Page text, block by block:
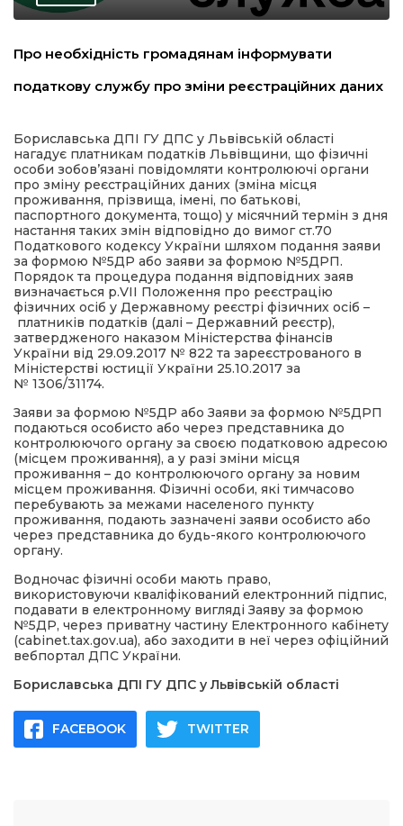
Про необхідність громадянам інформувати
податкову службу про зміни реєстраційних даних
Бориславська ДПІ ГУ ДПС у Львівській області
нагадує платникам податків Львівщини, що фізичні
особи зобов’язані повідомляти контролюючі органи
про зміну реєстраційних даних (зміна місця
проживання, прізвища, імені, по батькові,
паспортного документа, тощо) у місячний термін з дня
настання таких змін відповідно до вимог ст.70
Податкового кодексу України шляхом подання заяви
за формою №5ДР або заяви за формою №5ДРП.
Порядок та процедура подання відповідних заяв
визначається р.VII Положення про реєстрацію
фізичних осіб у Державному реєстрі фізичних осіб –
платників податків (далі – Державний реєстр),
затвердженого наказом Міністерства фінансів
України від 29.09.2017 № 822 та зареєстрованого в
Міністерстві юстиції України 25.10.2017 за
№ 1306/31174.
Заяви за формою №5ДР або Заяви за формою №5ДРП
подаються особисто або через представника до
контролюючого органу за своєю податковою адресою
(місцем проживання), а у разі зміни місця
проживання – до контролюючого органу за новим
місцем проживання. Фізичні особи, які тимчасово
перебувають за межами населеного пункту
проживання, подають зазначені заяви особисто або
через представника до будь-якого контролюючого
органу.
Водночас фізичні особи мають право,
використовуючи кваліфікований електронний підпис,
подавати в електронному вигляді Заяву за формою
№5ДР, через приватну частину Електронного кабінету
(cabinet.tax.gov.ua), або заходити в неї через офіційний
вебпортал ДПС України.
Бориславська ДПІ ГУ ДПС у Львівській області
FACEBOOK TWITTER